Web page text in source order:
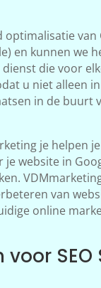
optimalisatie
en kunnen we
die voor
u niet alleen
in de buurt
je helpen
website in
van
online